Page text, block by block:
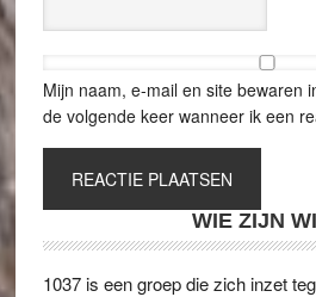
Mijn naam, e-mail en site bewaren
de volgende keer wanneer ik een
WIE ZIJN
1037 is een groep die zich inzet